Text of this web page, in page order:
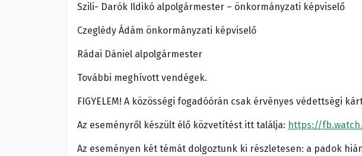
Szili- Darók Ildikó alpolgármester – önkormányzati képviselő
Czeglédy Ádám önkormányzati képviselő
Rádai Dániel alpolgármester
További meghívott vendégek.
FIGYELEM! A közösségi fogadóórán csak érvényes védettségi
Az eseményről készült élő közvetítést itt találja: https://
Az eseményen két témát dolgoztunk ki részletesen: a padok